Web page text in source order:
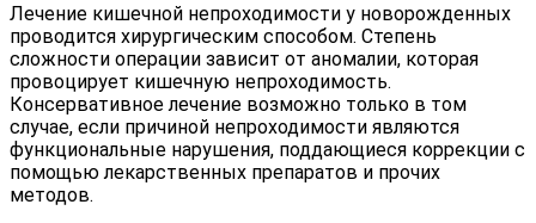
Лечение кишечной непроходимости у новорожденных
проводится хирургическим способом. Степень
сложности операции зависит от аномалии, которая
провоцирует кишечную непроходимость.
Консервативное лечение возможно только в том
случае, если причиной непроходимости являются
функциональные нарушения, поддающиеся коррекции с
помощью лекарственных препаратов и прочих
методов.